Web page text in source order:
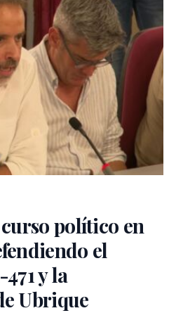
político en
el
y la
Ubrique